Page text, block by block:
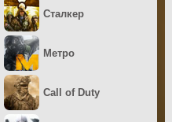
Сталкер
Метро
Call of Duty